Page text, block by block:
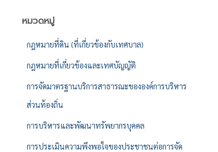
หมวดหมู่
กฎหมายที่ดิน (ที่เกี่ยวข้องกับเทศบาล)
กฎหมายที่เกี่ยวข้องและเทศบัญญัติ
การจัดมาตรฐานบริการสาธารณะขององค์การบริหาร
ส่วนท้องถิ่น
การบริหารและพัฒนาทรัพยากรบุคคล
การประเมินความพึงพอใจของประชาชนต่อการจัด